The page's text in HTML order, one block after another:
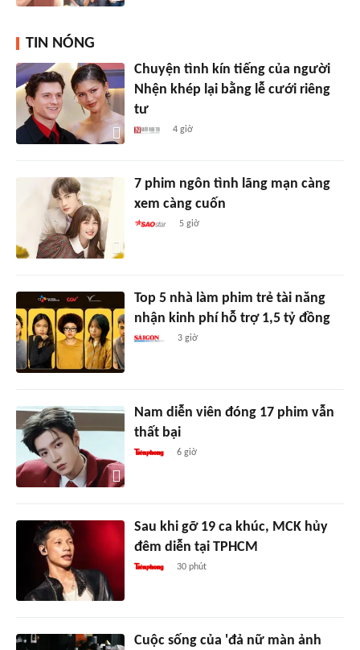
TIN NÓNG
Chuyện tình kín tiếng của người
Nhện khép lại bằng lễ cưới riêng
tư
4 giờ
7 phim ngôn tình lãng mạn càng
xem càng cuốn
5 giờ
Top 5 nhà làm phim trẻ tài năng
nhận kinh phí hỗ trợ 1,5 tỷ đồng
3 giờ
Nam diễn viên đóng 17 phim vẫn
thất bại
6 giờ
Sau khi gỡ 19 ca khúc, MCK hủy
đêm diễn tại TPHCM
30 phút
Cuộc sống của 'đả nữ màn ảnh